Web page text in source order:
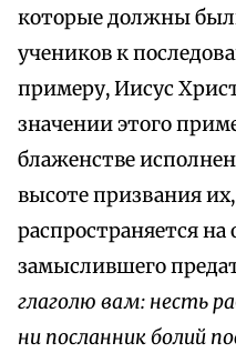
которые должны
учеников к
примеру, Иисус
значении этого
блаженстве
высоте призвания
распространяется на
замыслившего
глаголю вам: несть
ни посланник болий